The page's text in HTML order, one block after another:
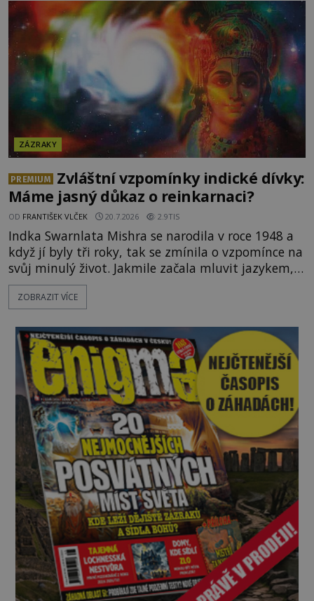
chlapcovo proroctví, nebo poutníci spatřili pouze
neobvyklou hru světla? [gallery
ids="170530,170531,1705
ZÁZRAKY
PREMIUM
Zvláštní vzpomínky indické dívky:
Máme jasný důkaz o reinkarnaci?
OD FRANTIŠEK VLČEK 20.7.2026 2.9TIS
Indka Swarnlata Mishra se narodila v roce 1948 a
když jí byly tři roky, tak se zmínila o vzpomínce na
svůj minulý život. Jakmile začala mluvit jazykem,
který nikdo nezná, začali rodiče její podivné
chování brát vážně. Je snad důkazem reinkarnace?
Na první pohled se zdá, že to bu
ZOBRAZIT VÍCE